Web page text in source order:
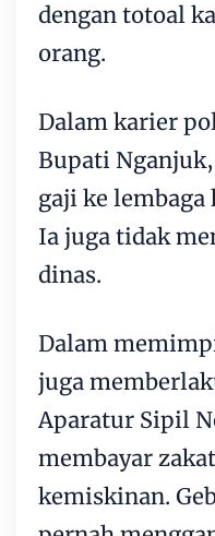
dengan totoal
orang.
Dalam karier
Bupati
gaji ke lembaga
Ia juga tidak
dinas.
Dalam
juga
Aparatur Sipil
membayar
kemiskinan.